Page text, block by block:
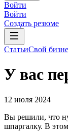
Войти
Войти
Создать резюме
СтатьиСвой
У вас
12 июля 2024
Вы решили, что
шпаргалку. В